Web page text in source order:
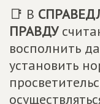
📑 В
ПРАВДУ
восполнить
установить